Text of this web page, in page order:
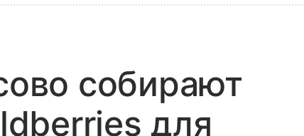
собирают
для